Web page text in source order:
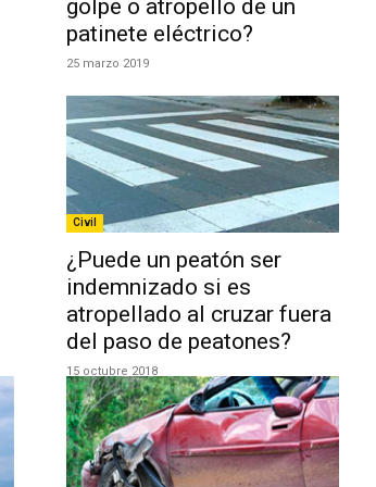
golpe o atropello de un
patinete eléctrico?
25 marzo 2019
Civil
¿Puede un peatón ser
indemnizado si es
atropellado al cruzar fuera
del paso de peatones?
15 octubre 2018